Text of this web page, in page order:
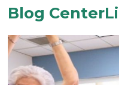
Blog